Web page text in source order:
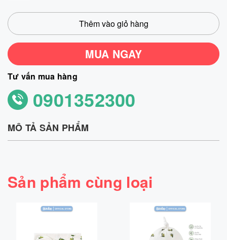
Thêm vào giỏ hàng
MUA NGAY
Tư vấn mua hàng
0901352300
MÔ TẢ SẢN PHẨM
Sản phẩm cùng loại